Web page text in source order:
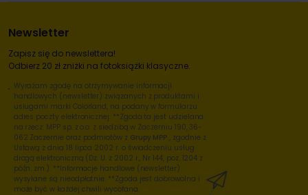
Newsletter
Zapisz się do newslettera!
Odbierz 20 zł zniżki na fotoksiążki klasyczne.
Wyrażam zgodę na otrzymywanie informacji
handlowych (newsletter) związanych z produktami i
usługami marki Colorland, na podany w formularzu
adres poczty elektronicznej. **Zgoda ta jest udzielana
na rzecz: MPP sp. z o.o. z siedzibą w Zaczerniu 190, 36-
062 Zaczernie oraz podmiotów z Grupy MPP , zgodnie z
Ustawą z dnia 18 lipca 2002 r. o świadczeniu usług
drogą elektroniczną (Dz. U. z 2002 r., Nr 144, poz. 1204 z
późn. zm.). **Informacje handlowe (newsletter)
wysyłane są nieodpłatnie. **Zgoda jest dobrowolna i
może być w każdej chwili wycofana.